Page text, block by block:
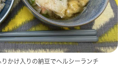
かけ入りの納豆でヘルシーランチ